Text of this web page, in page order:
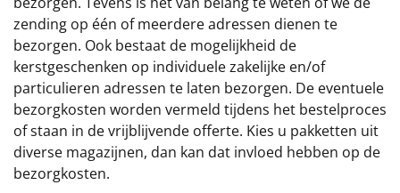
zending op één of meerdere adressen dienen te
bezorgen. Ook bestaat de mogelijkheid de
kerstgeschenken op individuele zakelijke en/of
particulieren adressen te laten bezorgen. De eventuele
bezorgkosten worden vermeld tijdens het bestelproces
of staan in de vrijblijvende offerte. Kies u pakketten uit
diverse magazijnen, dan kan dat invloed hebben op de
bezorgkosten.